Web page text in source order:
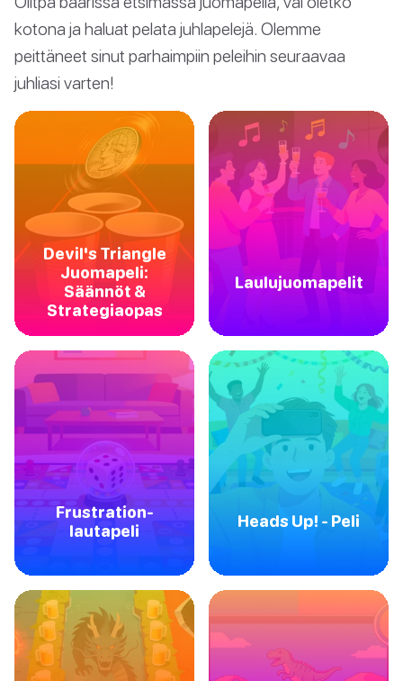
kotona ja haluat pelata juhlapelejä. Olemme
peittäneet sinut parhaimpiin peleihin seuraavaa
juhliasi varten!
Devil's Triangle
Juomapeli:
Säännöt &
Strategiaopas
Laulujuomapelit
Frustration-
lautapeli
Heads Up! - Peli